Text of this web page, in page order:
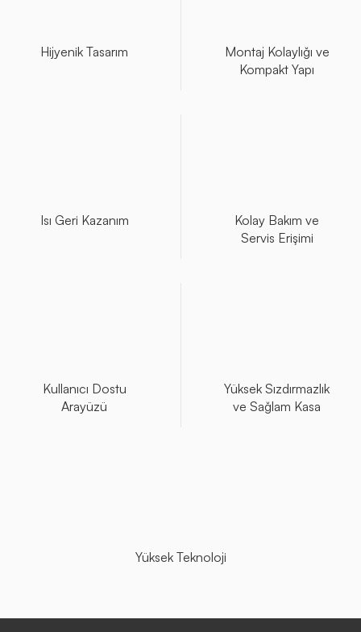
Hijyenik Tasarım
Montaj Kolaylığı ve
Kompakt Yapı
Isı Geri Kazanım
Kolay Bakım ve
Servis Erişimi
Kullanıcı Dostu
Arayüzü
Yüksek Sızdırmazlık
ve Sağlam Kasa
Yüksek Teknoloji